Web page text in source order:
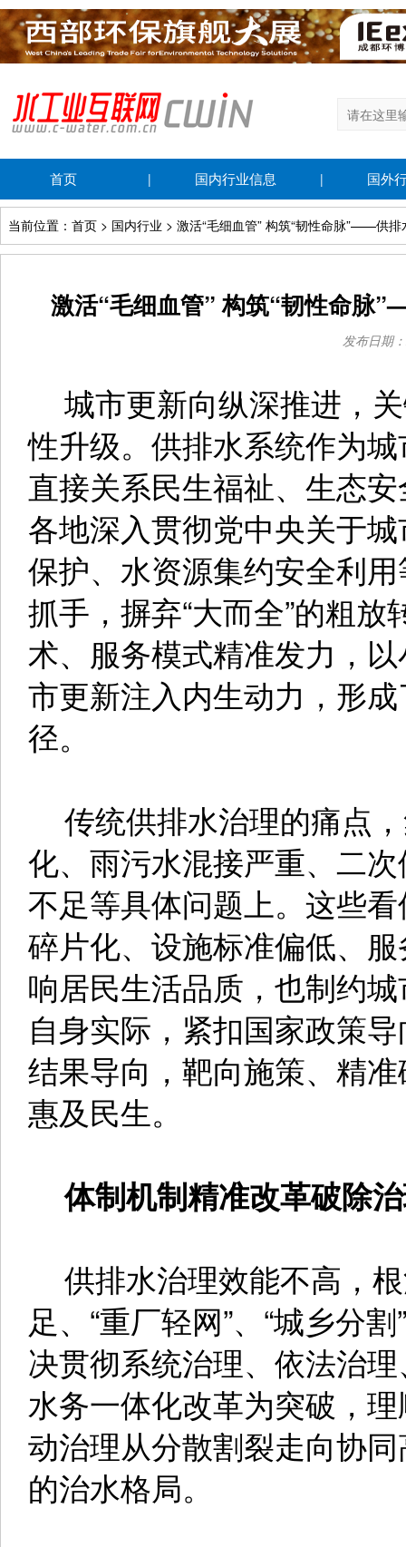
首页 | 国内行业信息 | 国外
当前位置：首页 > 国内行业 > 激活“毛细血管” 构筑“韧性命脉”——供
激活“毛细血管” 构筑“韧性命脉
发布日期
城市更新向纵深推进，关
性升级。供排水系统作为
直接关系民生福祉、生态
各地深入贯彻党中央关于
保护、水资源集约安全利
抓手，摒弃“大而全”的粗
术、服务模式精准发力，
市更新注入内生动力，形
径。
传统供排水治理的痛点
化、雨污水混接严重、二
不足等具体问题上。这些
碎片化、设施标准偏低、
响居民生活品质，也制约
自身实际，紧扣国家政策
结果导向，靶向施策、精
惠及民生。
体制机制精准改革破除
供排水治理效能不高，
足、“重厂轻网”、“城乡分
决贯彻系统治理、依法治
水务一体化改革为突破，
动治理从分散割裂走向协
的治水格局。